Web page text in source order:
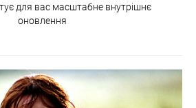
для вас масштабне внутрішнє
оновлення